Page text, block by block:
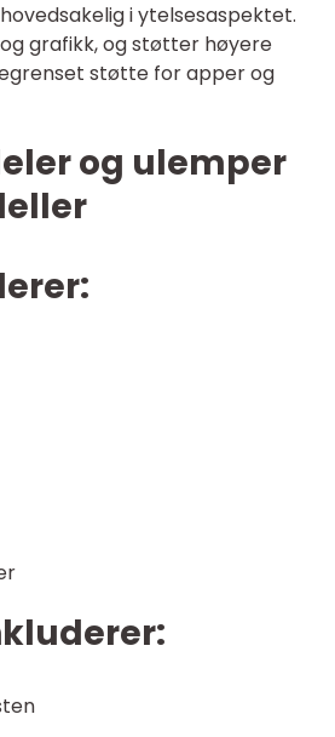
i ytelsesaspektet.
grafikk, og støtter høyere
støtte for apper og
og ulemper